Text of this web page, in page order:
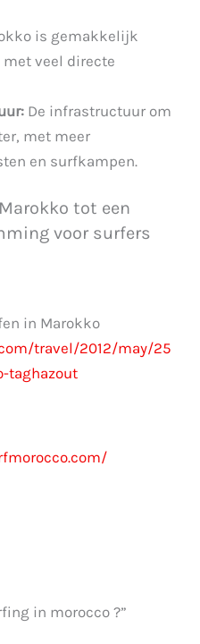
is gemakkelijk
veel directe
De infrastructuur om
met meer
en surfkampen.
tot een
voor surfers
in Marokko
travel/2012/may/25
taghazout
in morocco ?”